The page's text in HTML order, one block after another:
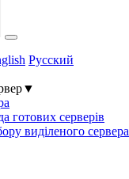
Русский
▼
готових серверів
виділеного сервера